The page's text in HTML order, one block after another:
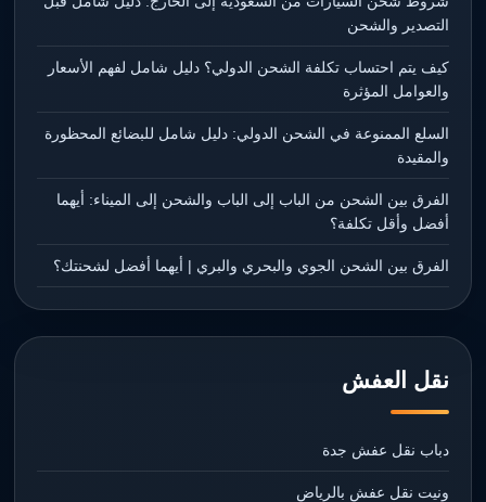
التصدير والشحن
كيف يتم احتساب تكلفة الشحن الدولي؟ دليل شامل لفهم الأسعار
والعوامل المؤثرة
السلع الممنوعة في الشحن الدولي: دليل شامل للبضائع المحظورة
والمقيدة
الفرق بين الشحن من الباب إلى الباب والشحن إلى الميناء: أيهما
أفضل وأقل تكلفة؟
الفرق بين الشحن الجوي والبحري والبري | أيهما أفضل لشحنتك؟
نقل العفش
دباب نقل عفش جدة
ونيت نقل عفش بالرياض